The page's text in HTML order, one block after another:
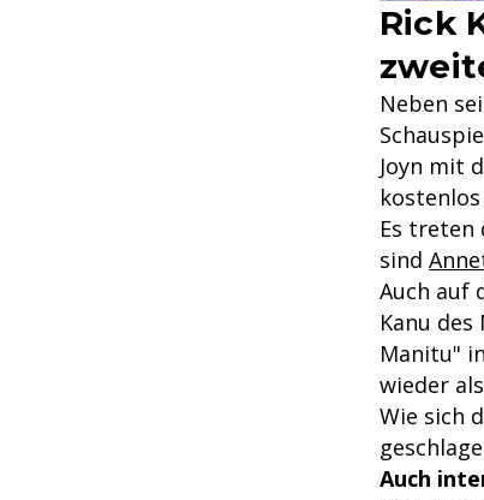
Rick
Neben
Joyn mit
Es treten
sind
Auch auf
Kanu
Manitu"
wieder
Wie sich
Auch